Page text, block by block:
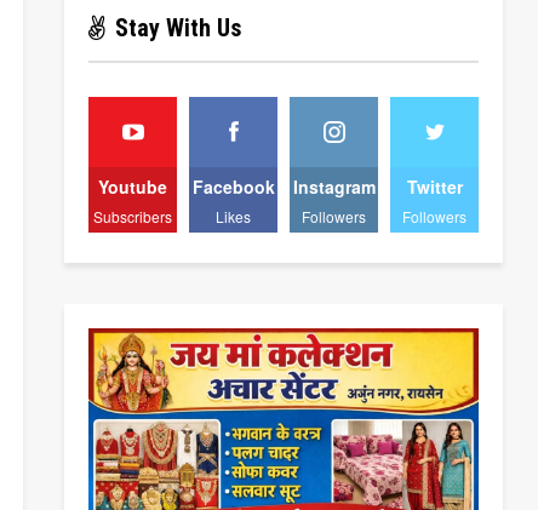
Stay With Us
Youtube
Subscribers
Facebook
Likes
Instagram
Followers
Twitter
Followers